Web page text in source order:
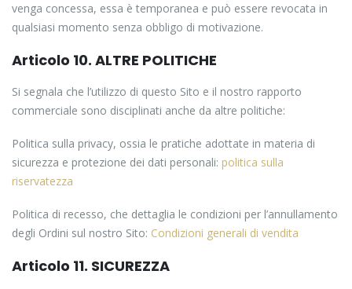
venga concessa, essa è temporanea e può essere revocata in
qualsiasi momento senza obbligo di motivazione.
Articolo 10. ALTRE POLITICHE
Si segnala che l’utilizzo di questo Sito e il nostro rapporto
commerciale sono disciplinati anche da altre politiche:
Politica sulla privacy, ossia le pratiche adottate in materia di
sicurezza e protezione dei dati personali: politica sulla
riservatezza
Politica di recesso, che dettaglia le condizioni per l’annullamento
degli Ordini sul nostro Sito: Condizioni generali di vendita
Articolo 11. SICUREZZA